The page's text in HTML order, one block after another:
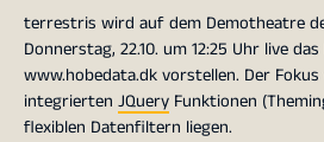
terrestris wird auf dem Demotheatre
Donnerstag, 22.10. um 12:25 Uhr live
www.hobedata.dk vorstellen. Der
integrierten JQuery Funktionen
flexiblen Datenfiltern liegen.